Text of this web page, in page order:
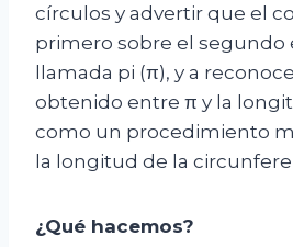
círculos y advertir que el
primero sobre el segundo
llamada pi (π), y a
obtenido entre π y la
como un procedimiento
la longitud de la
¿Qué hacemos?